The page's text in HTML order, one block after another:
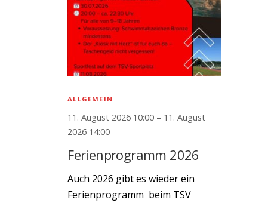
ALLGEMEIN
11. August 2026 10:00 – 11. August
2026 14:00
Ferienprogramm 2026
Auch 2026 gibt es wieder ein
Ferienprogramm beim TSV